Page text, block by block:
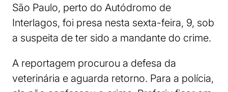
São Paulo, perto do Autódromo de
Interlagos, foi presa nesta sexta-feira, 9, sob
a suspeita de ter sido a mandante do crime.
A reportagem procurou a defesa da
veterinária e aguarda retorno. Para a polícia,